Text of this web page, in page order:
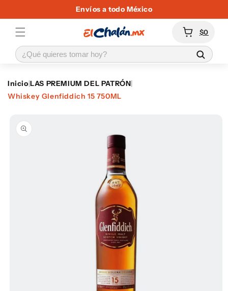
al contenido
Envíos a todo México
Carrito$0
Inicio|LAS PREMIUM DEL PATRÓN
Whiskey Glenfiddich 15 750ML
información